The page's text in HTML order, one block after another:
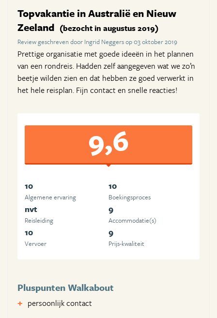
Topvakantie in Australië en Nieuw
Zeeland (bezocht in augustus 2019)
Review geschreven door Ingrid Neggers op 03 oktober 2019
Prettige organisatie met goede ideeën in het plannen
van een rondreis. Hadden zelf aangegeven wat we zo’n
beetje wilden zien en dat hebben ze goed verwerkt in
het hele reisplan. Fijn contact en snelle reacties!
9,6
10
Algemene ervaring
10
Boekingsproces
nvt
Reisleiding
9
Accommodatie(s)
10
Vervoer
9
Prijs-kwaliteit
Pluspunten Walkabout
persoonlijk contact